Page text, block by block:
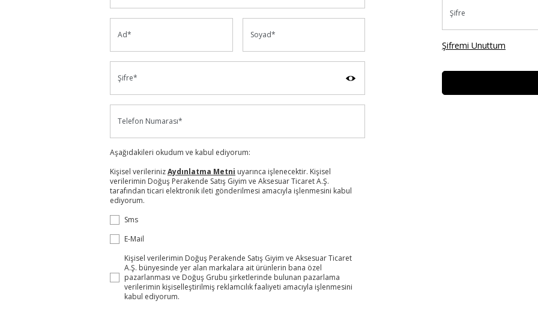
Ad* Soyad*
Şifre*
Telefon Numarası*
Aşağıdakileri okudum ve kabul ediyorum:
Kişisel verilerinizAydınlatma Metni uyarınca işlenecektir. Kişisel
verilerimin Doğuş Perakende Satış Giyim ve Aksesuar Ticaret A.Ş.
tarafından ticari elektronik ileti gönderilmesi amacıyla işlenmesini kabul
ediyorum.
Sms
E-Mail
Kişisel verilerimin Doğuş Perakende Satış Giyim ve Aksesuar Ticaret
A.Ş. bünyesinde yer alan markalara ait ürünlerin bana özel
pazarlanması ve Doğuş Grubu şirketlerinde bulunan pazarlama
verilerimin kişiselleştirilmiş reklamcılık faaliyeti amacıyla işlenmesini
kabul ediyorum.
Şifre
Şifremi Unuttum